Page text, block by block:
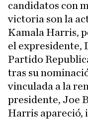
candidatos con
victoria son la
Kamala Harris,
el expresidente,
Partido
tras su
vinculada a la
presidente, Joe
Harris apareció,